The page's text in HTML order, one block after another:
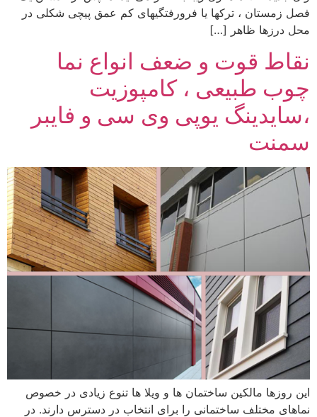
فصل زمستان ، ترکها یا فرورفتگیهای کم عمق پیچی شکلی در
محل درزها ظاهر […]
نقاط قوت و ضعف انواع نما
چوب طبیعی ، کامپوزیت
،سایدینگ یوپی وی سی و فایبر
سمنت
این روزها مالکین ساختمان ها و ویلا ها تنوع زیادی در خصوص
نماهای مختلف ساختمانی را برای انتخاب در دسترس دارند. در